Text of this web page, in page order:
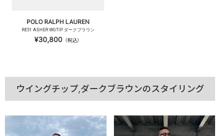
POLO RALPH LAUREN
RE51 ASHER WGTIP ダークブラウン
¥30,800（税込）
ウイングチップ,ダークブラウンのスタイリング